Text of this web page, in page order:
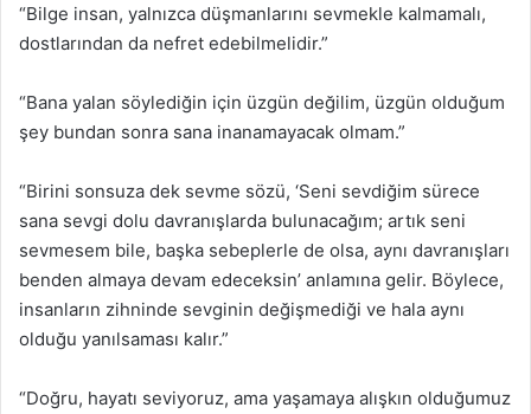
“Bilge insan, yalnızca düşmanlarını sevmekle kalmamalı,
dostlarından da nefret edebilmelidir.”
“Bana yalan söylediğin için üzgün değilim, üzgün olduğum
şey bundan sonra sana inanamayacak olmam.”
“Birini sonsuza dek sevme sözü, ‘Seni sevdiğim sürece
sana sevgi dolu davranışlarda bulunacağım; artık seni
sevmesem bile, başka sebeplerle de olsa, aynı davranışları
benden almaya devam edeceksin’ anlamına gelir. Böylece,
insanların zihninde sevginin değişmediği ve hala aynı
olduğu yanılsaması kalır.”
“Doğru, hayatı seviyoruz, ama yaşamaya alışkın olduğumuz